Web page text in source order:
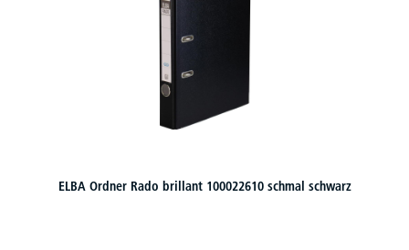
ELBA Ordner Rado brillant 100022610 schmal schwarz